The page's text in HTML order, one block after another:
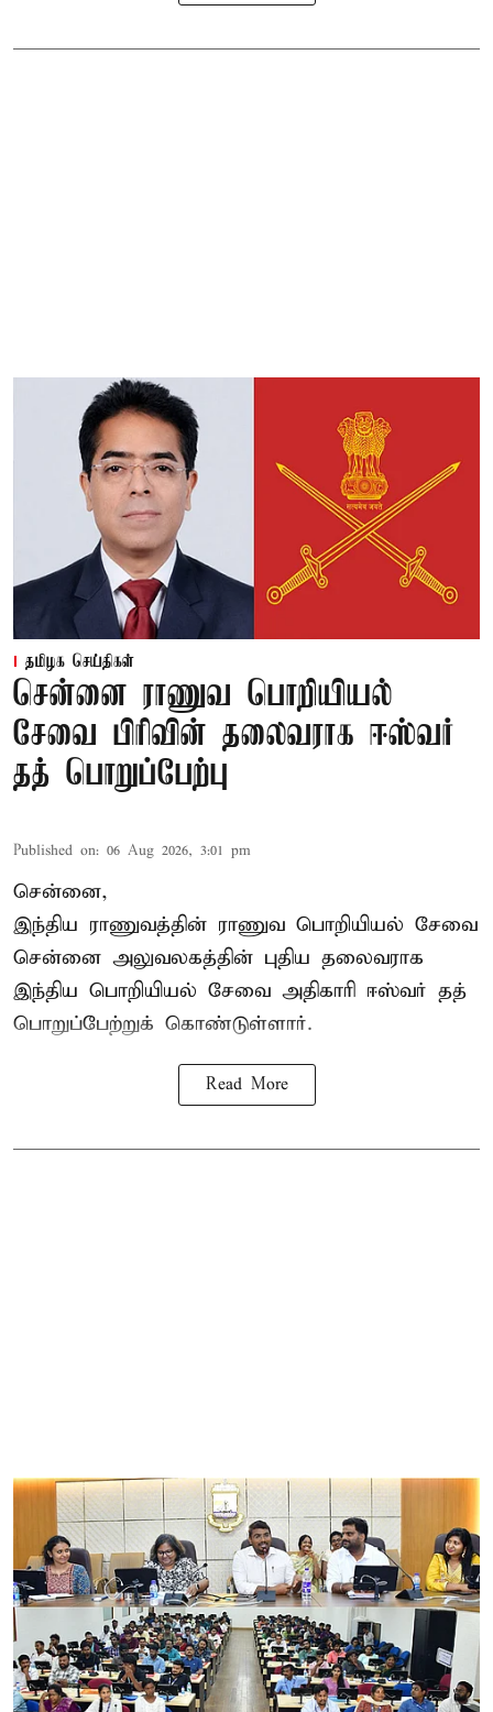
தமிழக செய்திகள்
சென்னை ராணுவ பொறியியல்
சேவை பிரிவின் தலைவராக ஈஸ்வர்
தத் பொறுப்பேற்பு
Published on: 06 Aug 2026, 3:01 pm
சென்னை,
இந்திய ராணுவத்தின் ராணுவ பொறியியல் சேவை
சென்னை அலுவலகத்தின் புதிய தலைவராக
இந்திய பொறியியல் சேவை அதிகாரி ஈஸ்வர் தத்
பொறுப்பேற்றுக் கொண்டுள்ளார்.
Read More